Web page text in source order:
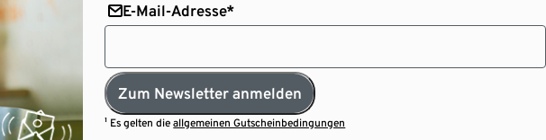
E-Mail-Adresse*
Zum Newsletter anmelden
¹ Es gelten dieallgemeinen Gutscheinbedingungen